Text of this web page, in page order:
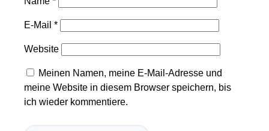
E-Mail *
Website
Meinen Namen, meine E-Mail-Adresse und
meine Website in diesem Browser speichern, bis
ich wieder kommentiere.